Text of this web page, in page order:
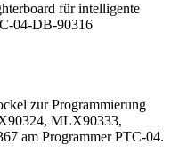
für intelligente
04-DB-90316
zur Programmierung
MLX90333,
am Programmer PTC-04.